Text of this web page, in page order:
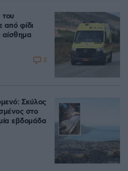
του
φίδι
3
Σκύλος
στο
εβδομάδα